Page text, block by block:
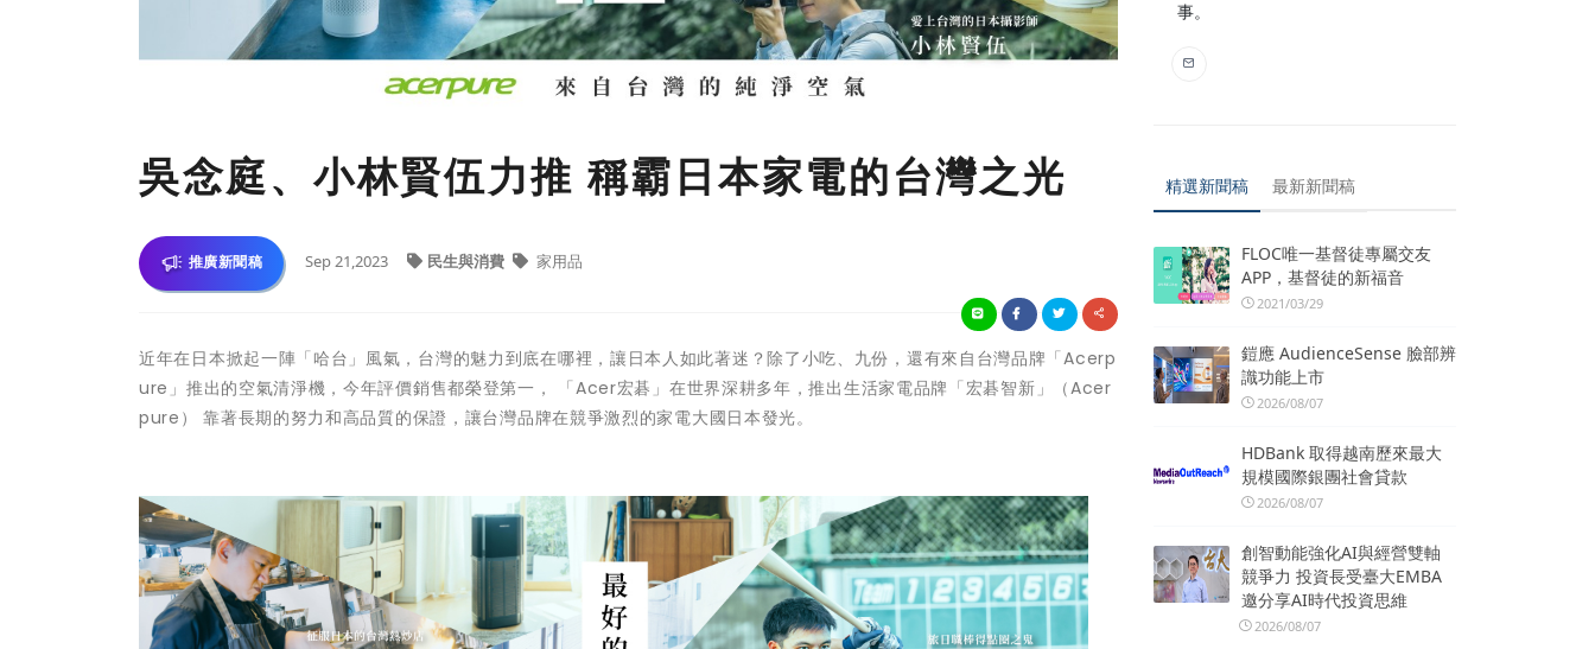
吳念庭、小林賢伍力推 稱霸日本家電的台灣之光
推廣新聞稿 Sep 21,2023 民生與消費 家用品
近年在日本掀起一陣「哈台」風氣，台灣的魅力到底在哪裡，讓日本人如此著迷？除了小吃、九份，還有來自台灣品牌「Acerp
ure」推出的空氣清淨機，今年評價銷售都榮登第一， 「Acer宏碁」在世界深耕多年，推出生活家電品牌「宏碁智新」（Acer
pure） 靠著長期的努力和高品質的保證，讓台灣品牌在競爭激烈的家電大國日本發光。
事。
精選新聞稿 最新新聞稿
FLOC唯一基督徒專屬交友
APP，基督徒的新福音
2021/03/29
鎧應 AudienceSense 臉部辨
識功能上市
2026/08/07
HDBank 取得越南歷來最大
規模國際銀團社會貸款
2026/08/07
創智動能強化AI與經營雙軸
競爭力 投資長受臺大EMBA
邀分享AI時代投資思維
2026/08/07